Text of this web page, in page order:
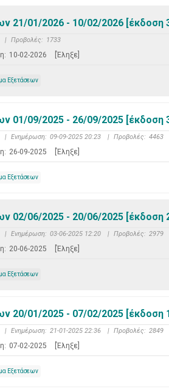
21/01/2026 - 10/02/2026 [έκδοση
| Προβολές: 1733
10-02-2026 [Έληξε]
Εξετάσεων
01/09/2025 - 26/09/2025 [έκδοση
| Ενημέρωση: 09-09-2025 20:23 | Προβολές: 4463
26-09-2025 [Έληξε]
Εξετάσεων
02/06/2025 - 20/06/2025 [έκδοση
| Ενημέρωση: 03-06-2025 12:20 | Προβολές: 2979
20-06-2025 [Έληξε]
Εξετάσεων
20/01/2025 - 07/02/2025 [έκδοση
| Ενημέρωση: 21-01-2025 22:36 | Προβολές: 2849
07-02-2025 [Έληξε]
Εξετάσεων